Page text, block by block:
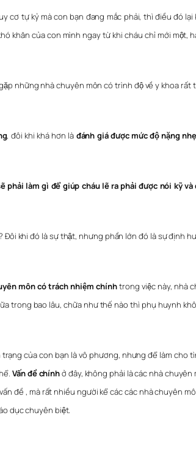
tự kỷ mà con bạn đang mắc phải, thì điều đó
khăn của con mình ngay từ khi cháu chỉ mới một,
những nhà chuyên môn có trình độ về y khoa
, đôi khi khá hơn là đánh giá được mức độ nặng
phải làm gì để giúp cháu lẽ ra phải được nói kỹ
khi đó là sự thật, nhưng phần lớn đó là sự định
môn có trách nhiệm chínhtrong việc này, nhà
trong bao lâu, chữa như thế nào thì phụ huynh
của con bạn là vô phương, nhưng để làm
Vấn đề chínhở đây, không phải là các nhà
đề , mà rất nhiều người kể các các nhà chuyên
dục chuyên biệt.